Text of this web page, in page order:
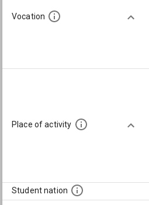
Vocation
Place of activity
Student nation